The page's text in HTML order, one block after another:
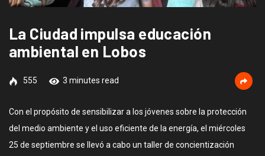
La Ciudad impulsa educación
ambiental en Lobos
555 3 minutes read
Con el propósito de sensibilizar a los jóvenes sobre la protección
del medio ambiente y el uso eficiente de la energía, el miércoles
25 de septiembre se llevó a cabo un taller de concientización